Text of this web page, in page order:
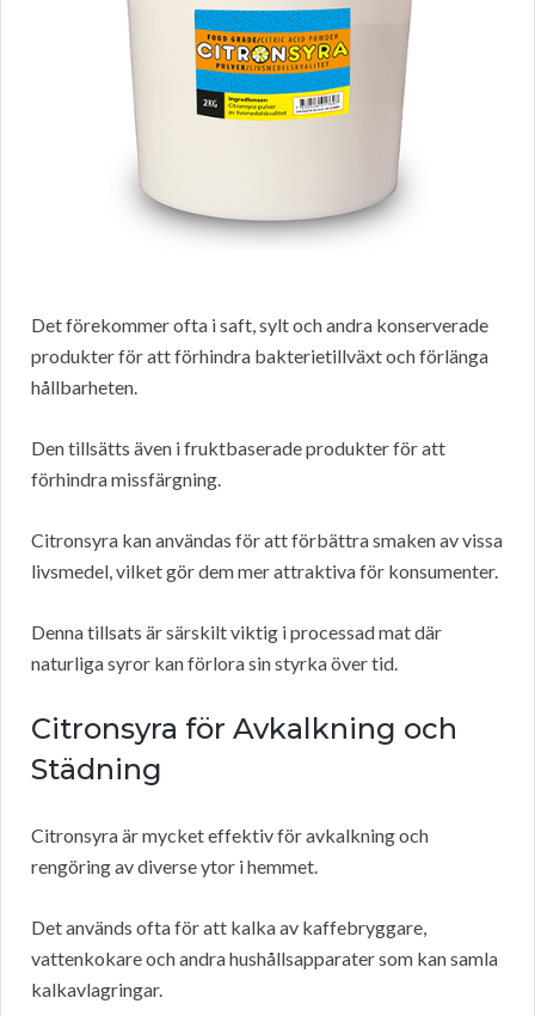
Det förekommer ofta i saft, sylt och andra konserverade
produkter för att förhindra bakterietillväxt och förlänga
hållbarheten.
Den tillsätts även i fruktbaserade produkter för att
förhindra missfärgning.
Citronsyra kan användas för att förbättra smaken av vissa
livsmedel, vilket gör dem mer attraktiva för konsumenter.
Denna tillsats är särskilt viktig i processad mat där
naturliga syror kan förlora sin styrka över tid.
Citronsyra för Avkalkning och
Städning
Citronsyra är mycket effektiv för avkalkning och
rengöring av diverse ytor i hemmet.
Det används ofta för att kalka av kaffebryggare,
vattenkokare och andra hushållsapparater som kan samla
kalkavlagringar.